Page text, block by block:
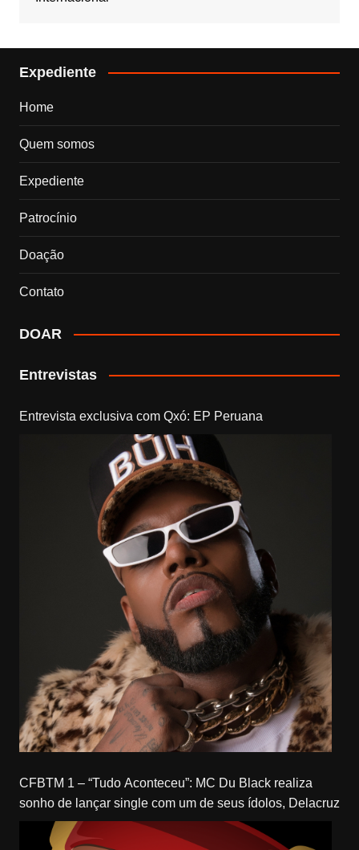
Expediente
Home
Quem somos
Expediente
Patrocínio
Doação
Contato
DOAR
Entrevistas
Entrevista exclusiva com Qxó: EP Peruana
CFBTM 1 – “Tudo Aconteceu”: MC Du Black realiza
sonho de lançar single com um de seus ídolos, Delacruz